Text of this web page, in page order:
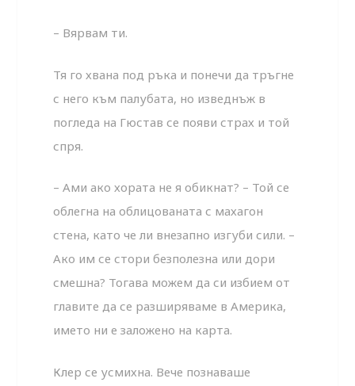
– Вярвам ти.
Тя го хвана под ръка и понечи да тръгне
с него към палубата, но изведнъж в
погледа на Гюстав се появи страх и той
спря.
– Ами ако хората не я обикнат? – Той се
облегна на облицованата с махагон
стена, като че ли внезапно изгуби сили. –
Ако им се стори безполезна или дори
смешна? Тогава можем да си избием от
главите да се разширяваме в Америка,
името ни е заложено на карта.
Клер се усмихна. Вече познаваше